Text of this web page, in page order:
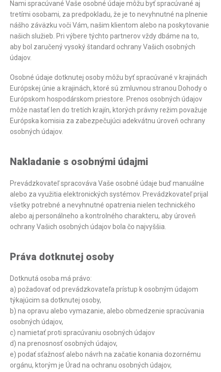
Nami spracúvané Vaše osobné údaje môžu byť spracúvané aj
tretími osobami, za predpokladu, že je to nevyhnutné na plnenie
nášho záväzku voči Vám, našim klientom alebo na poskytovanie
našich služieb. Pri výbere týchto partnerov vždy dbáme na to,
aby bol zaručený vysoký štandard ochrany Vašich osobných
údajov.
Osobné údaje dotknutej osoby môžu byť spracúvané v krajinách
Európskej únie a krajinách, ktoré sú zmluvnou stranou Dohody o
Európskom hospodárskom priestore. Prenos osobných údajov
môže nastať len do tretích krajín, ktorých právny režim považuje
Európska komisia za zabezpečujúci adekvátnu úroveň ochrany
osobných údajov.
Nakladanie s osobnými údajmi
Prevádzkovateľ spracováva Vaše osobné údaje buď manuálne
alebo za využitia elektronických systémov. Prevádzkovateľ prijal
všetky potrebné a nevyhnutné opatrenia nielen technického
alebo aj personálneho a kontrolného charakteru, aby úroveň
ochrany Vašich osobných údajov bola čo najvyššia.
Práva dotknutej osoby
Dotknutá osoba má právo:
a) požadovať od prevádzkovateľa prístup k osobným údajom
týkajúcim sa dotknutej osoby,
b) na opravu alebo vymazanie, alebo obmedzenie spracúvania
osobných údajov,
c) namietať proti spracúvaniu osobných údajov
d) na prenosnosť osobných údajov,
e) podať sťažnosť alebo návrh na začatie konania dozornému
orgánu, ktorým je Úrad na ochranu osobných údajov,